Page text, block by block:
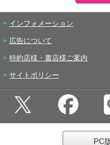
インフォメーション
広告について
特約店様・書店様ご案内
サイトポリシー
PC